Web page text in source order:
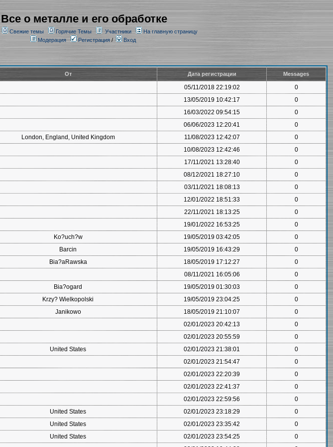
Все о металле и его обработке
Свежие темы Горячие Темы Участники
На главную страницу
Модерация
Регистрация/ Вход
От Дата регистрации Messages
05/11/2018 22:19:02
0
13/05/2019 10:42:17
0
16/03/2022 09:54:15
0
06/06/2023 12:20:41
0
London, England, United Kingdom 11/08/2023 12:42:07
0
10/08/2023 12:42:46
0
17/11/2021 13:28:40
0
08/12/2021 18:27:10
0
03/11/2021 18:08:13
0
12/01/2022 18:51:33
0
22/11/2021 18:13:25
0
19/01/2022 16:53:25
0
Ko?uch?w 19/05/2019 03:42:05
0
Barcin 19/05/2019 16:43:29
0
Bia?aRawska 18/05/2019 17:12:27
0
08/11/2021 16:05:06
0
Bia?ogard 19/05/2019 01:30:03
0
Krzy? Wielkopolski 19/05/2019 23:04:25
0
Janikowo 18/05/2019 21:10:07
0
02/01/2023 20:42:13
0
02/01/2023 20:55:59
0
United States 02/01/2023 21:38:01
0
02/01/2023 21:54:47
0
02/01/2023 22:20:39
0
02/01/2023 22:41:37
0
02/01/2023 22:59:56
0
United States 02/01/2023 23:18:29
0
United States 02/01/2023 23:35:42
0
United States 02/01/2023 23:54:25
0